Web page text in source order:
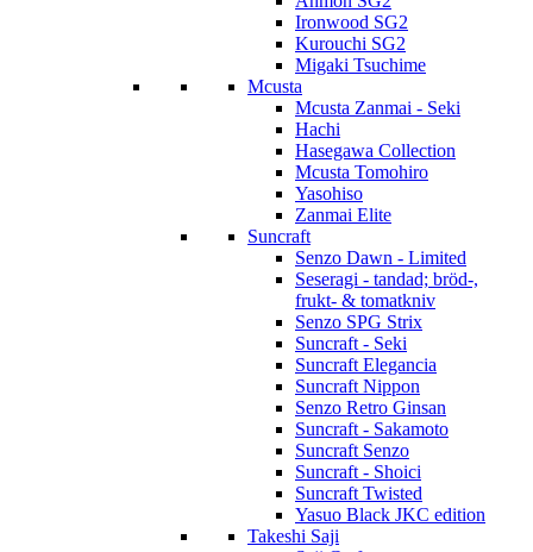
Ironwood SG2
Kurouchi SG2
Migaki Tsuchime
Mcusta
Mcusta Zanmai - Seki
Hachi
Hasegawa Collection
Mcusta Tomohiro
Yasohiso
Zanmai Elite
Suncraft
Senzo Dawn - Limited
Seseragi - tandad; bröd-,
frukt- & tomatkniv
Senzo SPG Strix
Suncraft - Seki
Suncraft Elegancia
Suncraft Nippon
Senzo Retro Ginsan
Suncraft - Sakamoto
Suncraft Senzo
Suncraft - Shoici
Suncraft Twisted
Yasuo Black JKC edition
Takeshi Saji